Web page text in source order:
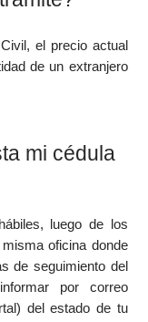
el precio actual
de un extranjero
mi cédula
luego de los
oficina donde
de seguimiento del
por correo
del estado de tu